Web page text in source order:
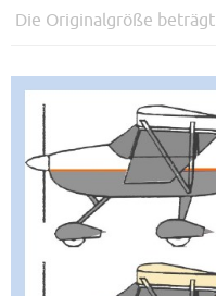
Die Originalgröße beträgt